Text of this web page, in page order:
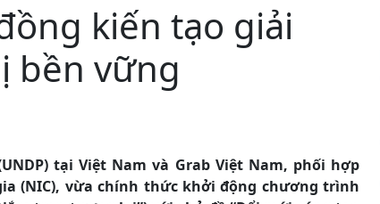
kiến tạo giải
bền vững
tại Việt Nam và Grab Việt Nam, phối hợp
(NIC), vừa chính thức khởi động chương trình